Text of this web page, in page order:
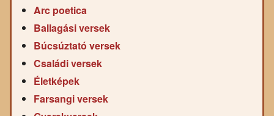
Arc poetica
Ballagási versek
Búcsúztató versek
Családi versek
Életképek
Farsangi versek